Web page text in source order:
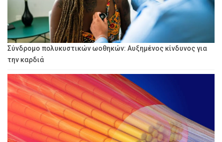
Σύνδρομο πολυκυστικών ωοθηκών: Αυξημένος κίνδυνος για
την καρδιά